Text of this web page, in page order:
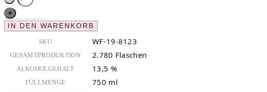
IN DEN WARENKORB
SKU WF-19-8123
GESAMTPRODUKTION 2.780 Flaschen
ALKOHOLGEHALT 13,5 %
FÜLLMENGE 750 ml